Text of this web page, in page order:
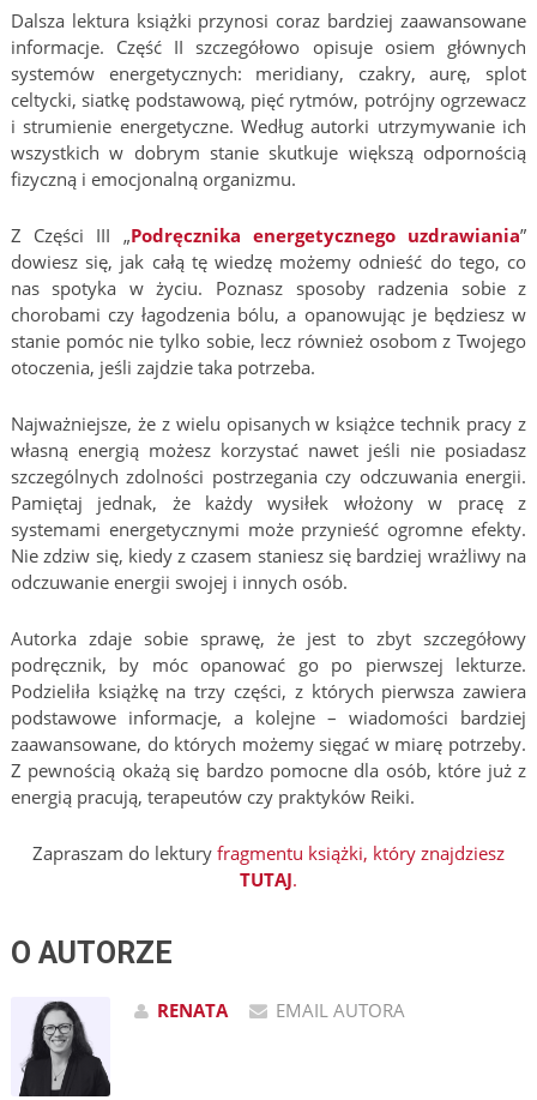
Dalsza lektura książki przynosi coraz bardziej zaawansowane
informacje. Część II szczegółowo opisuje osiem głównych
systemów energetycznych: meridiany, czakry, aurę, splot
celtycki, siatkę podstawową, pięć rytmów, potrójny ogrzewacz
i strumienie energetyczne. Według autorki utrzymywanie ich
wszystkich w dobrym stanie skutkuje większą odpornością
fizyczną i emocjonalną organizmu.
Z Części III „Podręcznika energetycznego uzdrawiania”
dowiesz się, jak całą tę wiedzę możemy odnieść do tego, co
nas spotyka w życiu. Poznasz sposoby radzenia sobie z
chorobami czy łagodzenia bólu, a opanowując je będziesz w
stanie pomóc nie tylko sobie, lecz również osobom z Twojego
otoczenia, jeśli zajdzie taka potrzeba.
Najważniejsze, że z wielu opisanych w książce technik pracy z
własną energią możesz korzystać nawet jeśli nie posiadasz
szczególnych zdolności postrzegania czy odczuwania energii.
Pamiętaj jednak, że każdy wysiłek włożony w pracę z
systemami energetycznymi może przynieść ogromne efekty.
Nie zdziw się, kiedy z czasem staniesz się bardziej wrażliwy na
odczuwanie energii swojej i innych osób.
Autorka zdaje sobie sprawę, że jest to zbyt szczegółowy
podręcznik, by móc opanować go po pierwszej lekturze.
Podzieliła książkę na trzy części, z których pierwsza zawiera
podstawowe informacje, a kolejne – wiadomości bardziej
zaawansowane, do których możemy sięgać w miarę potrzeby.
Z pewnością okażą się bardzo pomocne dla osób, które już z
energią pracują, terapeutów czy praktyków Reiki.
Zapraszam do lektury fragmentu książki, który znajdziesz
TUTAJ.
O AUTORZE
RENATA EMAIL AUTORA